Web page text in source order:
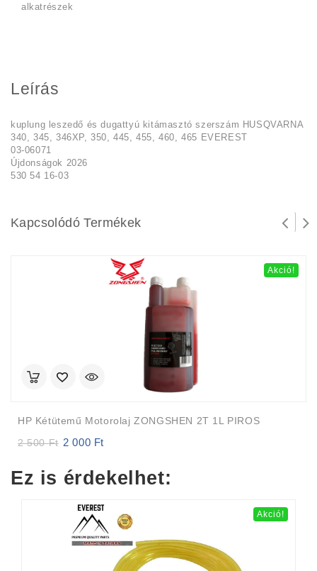
alkatrészek
Leírás
kuplung leszedő és dugattyú kitámasztó szerszám HUSQVARNA
340, 345, 346XP, 350, 445, 455, 460, 465 EVEREST
03-06071
Újdonságok 2026
530 54 16-03
Kapcsolódó Termékek
Akció!
HP Kétütemű Motorolaj ZONGSHEN 2T 1L PIROS
2 500Ft Original
2
2 000 Ft
2
Ez is érdekelhet:
Akció!